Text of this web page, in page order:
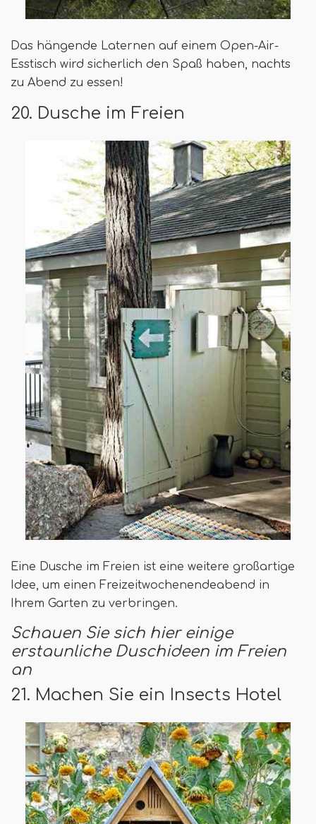
Das hängende Laternen auf einem Open-Air-
Esstisch wird sicherlich den Spaß haben, nachts
zu Abend zu essen!
20. Dusche im Freien
Eine Dusche im Freien ist eine weitere großartige
Idee, um einen Freizeitwochenendeabend in
Ihrem Garten zu verbringen.
Schauen Sie sich hier einige
erstaunliche Duschideen im Freien
an
21. Machen Sie ein Insects Hotel